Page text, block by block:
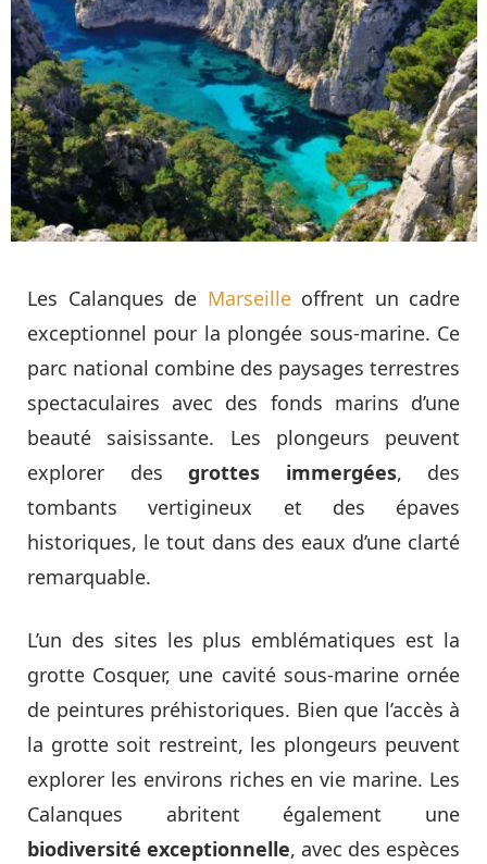
Les Calanques de Marseilleoffrent un cadre
exceptionnel pour la plongée sous-marine. Ce
parc national combine des paysages terrestres
spectaculaires avec des fonds marins d’une
beauté saisissante. Les plongeurs peuvent
explorer des grottes immergées, des
tombants vertigineux et des épaves
historiques, le tout dans des eaux d’une clarté
remarquable.
L’un des sites les plus emblématiques est la
grotte Cosquer, une cavité sous-marine ornée
de peintures préhistoriques. Bien que l’accès à
la grotte soit restreint, les plongeurs peuvent
explorer les environs riches en vie marine. Les
Calanques abritent également une
biodiversité exceptionnelle, avec des espèces